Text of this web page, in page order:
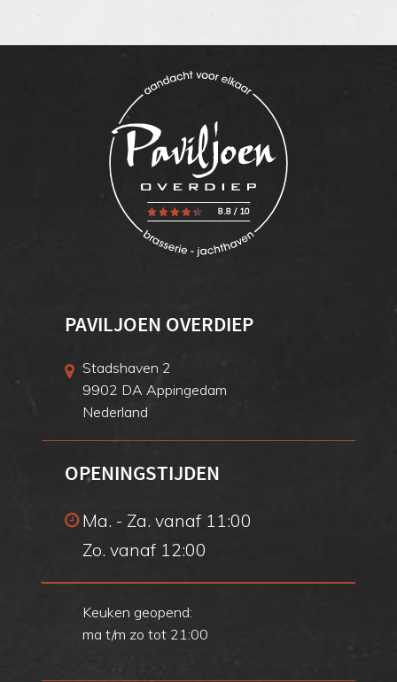
8.8/ 10
PAVILJOEN OVERDIEP
Stadshaven 2
9902 DA Appingedam
Nederland
OPENINGSTIJDEN
Ma. - Za. vanaf 11:00
Zo. vanaf 12:00
Keuken geopend:
ma t/m zo tot 21:00